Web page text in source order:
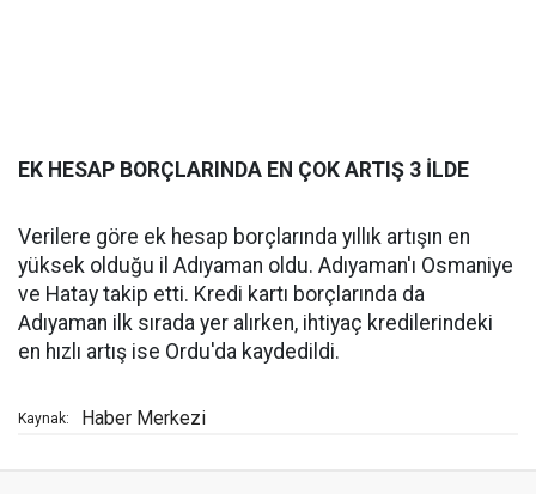
EK HESAP BORÇLARINDA EN ÇOK ARTIŞ 3 İLDE
Verilere göre ek hesap borçlarında yıllık artışın en
yüksek olduğu il Adıyaman oldu. Adıyaman'ı Osmaniye
ve Hatay takip etti. Kredi kartı borçlarında da
Adıyaman ilk sırada yer alırken, ihtiyaç kredilerindeki
en hızlı artış ise Ordu'da kaydedildi.
Kaynak: Haber Merkezi